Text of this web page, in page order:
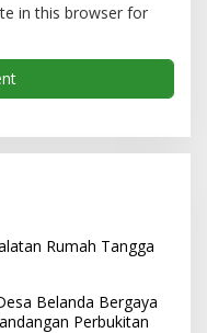
in this browser for
Rumah Tangga
Belanda Bergaya
Perbukitan